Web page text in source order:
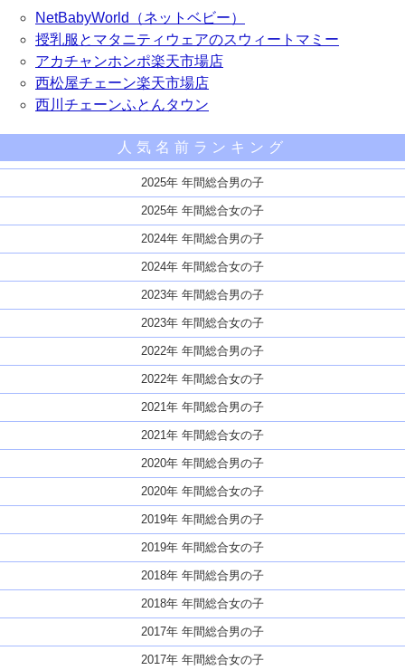
NetBabyWorld（ネットベビー）
授乳服とマタニティウェアのスウィートマミー
アカチャンホンポ楽天市場店
西松屋チェーン楽天市場店
西川チェーンふとんタウン
人気名前ランキング
2025年 年間総合男の子
2025年 年間総合女の子
2024年 年間総合男の子
2024年 年間総合女の子
2023年 年間総合男の子
2023年 年間総合女の子
2022年 年間総合男の子
2022年 年間総合女の子
2021年 年間総合男の子
2021年 年間総合女の子
2020年 年間総合男の子
2020年 年間総合女の子
2019年 年間総合男の子
2019年 年間総合女の子
2018年 年間総合男の子
2018年 年間総合女の子
2017年 年間総合男の子
2017年 年間総合女の子